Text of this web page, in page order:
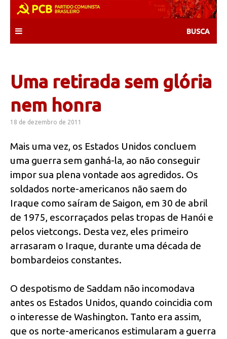
content
Uma retirada sem glória
nem honra
18 de dezembro de 2011
Mais uma vez, os Estados Unidos concluem
uma guerra sem ganhá-la, ao não conseguir
impor sua plena vontade aos agredidos. Os
soldados norte-americanos não saem do
Iraque como saíram de Saigon, em 30 de abril
de 1975, escorraçados pelas tropas de Hanói e
pelos vietcongs. Desta vez, eles primeiro
arrasaram o Iraque, durante uma década de
bombardeios constantes.
O despotismo de Saddam não incomodava
antes os Estados Unidos, quando coincidia com
o interesse de Washington. Tanto era assim,
que os norte-americanos estimularam a guerra